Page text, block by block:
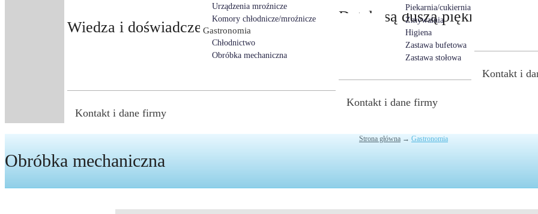
Wiedza i doświadczenie naszymi atutami
Kontakt i dane firmy
Urządzenia mroźnicze
Komory chłodnicze/mroźnicze
Gastronomia
Chłodnictwo
Obróbka mechaniczna
Piekarnia/cukiernia
Zmywalnia
Higiena
Zastawa bufetowa
Zastawa stołowa
Detale są duszą piękna
Kontakt i dane firmy
Kontakt i
Strona główna → Gastronomia
Obróbka mechaniczna